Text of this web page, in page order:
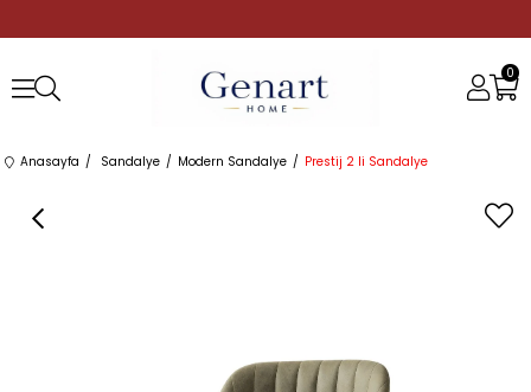
0
Anasayfa Sandalye Modern Sandalye Prestij 2 li Sandalye